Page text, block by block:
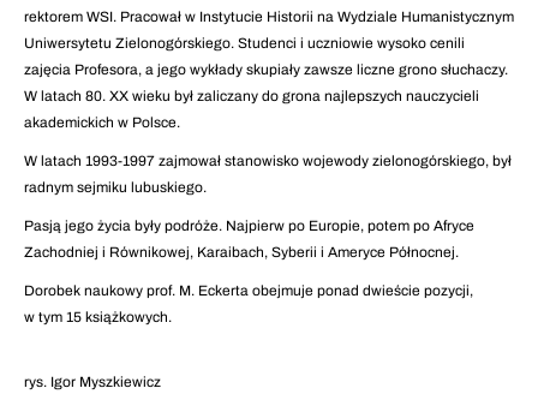
rektorem WSI. Pracował w Instytucie Historii na Wydziale Humanistycznym
Uniwersytetu Zielonogórskiego. Studenci i uczniowie wysoko cenili
zajęcia Profesora, a jego wykłady skupiały zawsze liczne grono słuchaczy.
W latach 80. XX wieku był zaliczany do grona najlepszych nauczycieli
akademickich w Polsce.
W latach 1993-1997 zajmował stanowisko wojewody zielonogórskiego, był
radnym sejmiku lubuskiego.
Pasją jego życia były podróże. Najpierw po Europie, potem po Afryce
Zachodniej i Równikowej, Karaibach, Syberii i Ameryce Północnej.
Dorobek naukowy prof. M. Eckerta obejmuje ponad dwieście pozycji,
w tym 15 książkowych.
rys. Igor Myszkiewicz